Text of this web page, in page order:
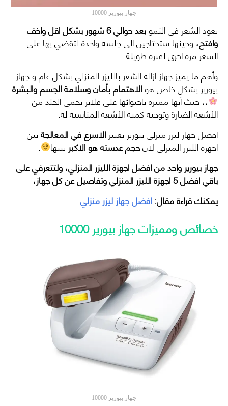
جهاز بيورير 10000
يعود الشعر في النمو بعد حوالي 6 شهور بشكل اقل واخف
وافتح،وحينها ستحتاجين الى جلسة واحدة لتقضي بها على
الشعر مرة اخرى لفترة طويلة.
وأهم ما يميز جهاز ازالة الشعر بالليزر المنزلي بشكل عام و جهاز
بيورير بشكل خاص هوالاهتمام بأمان وسلامة الجسم والبشرة
،، حيث أنها مميزة باحتوائها علي فلاتر تحمي الجلد من
الأشعة الضارة وتوجيه كمية الأشعة المناسبة له.
افضل جهاز ليزر منزلي بيورير يعتبر الاسرع في المعالجةبين
اجهزة الليزر المنزلي لانحجم عدسته هو الاكبر بينها
.
جهاز بيورير واحد من افضل اجهزة الليزر المنزلي، ولتتعرفي على
باقي افضل 5 اجهزة الليزر المنزلي وتفاصيل عن كل جهاز،
يمكنك قراءة مقال:افضل جهاز ليزر منزلي
خصائص ومميزات جهاز بيورير 10000
جهاز بيورير 10000